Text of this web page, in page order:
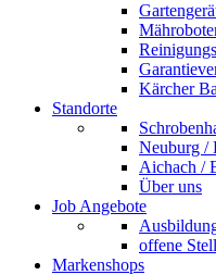
Kärcher
Standorte
Neuburg /
Aichach /
Über uns
Job Angebote
offene
Markenshops